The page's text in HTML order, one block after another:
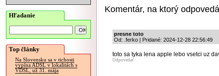
Hľadanie
Top články
Na Slovensku sa v tichosti
vypína ADSL v lokalitách s
VDSL, už 31. mája
Komentár, na ktorý
presne toto
Od: .ferko | Pridané: 2024-12-28 22:56:49
toto sa tyka lena apple lebo vsetci uz
Odpovedať